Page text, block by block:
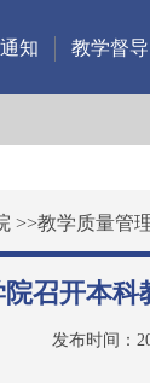
知 教学督导
>>教学质量管
召开本
发布时间：